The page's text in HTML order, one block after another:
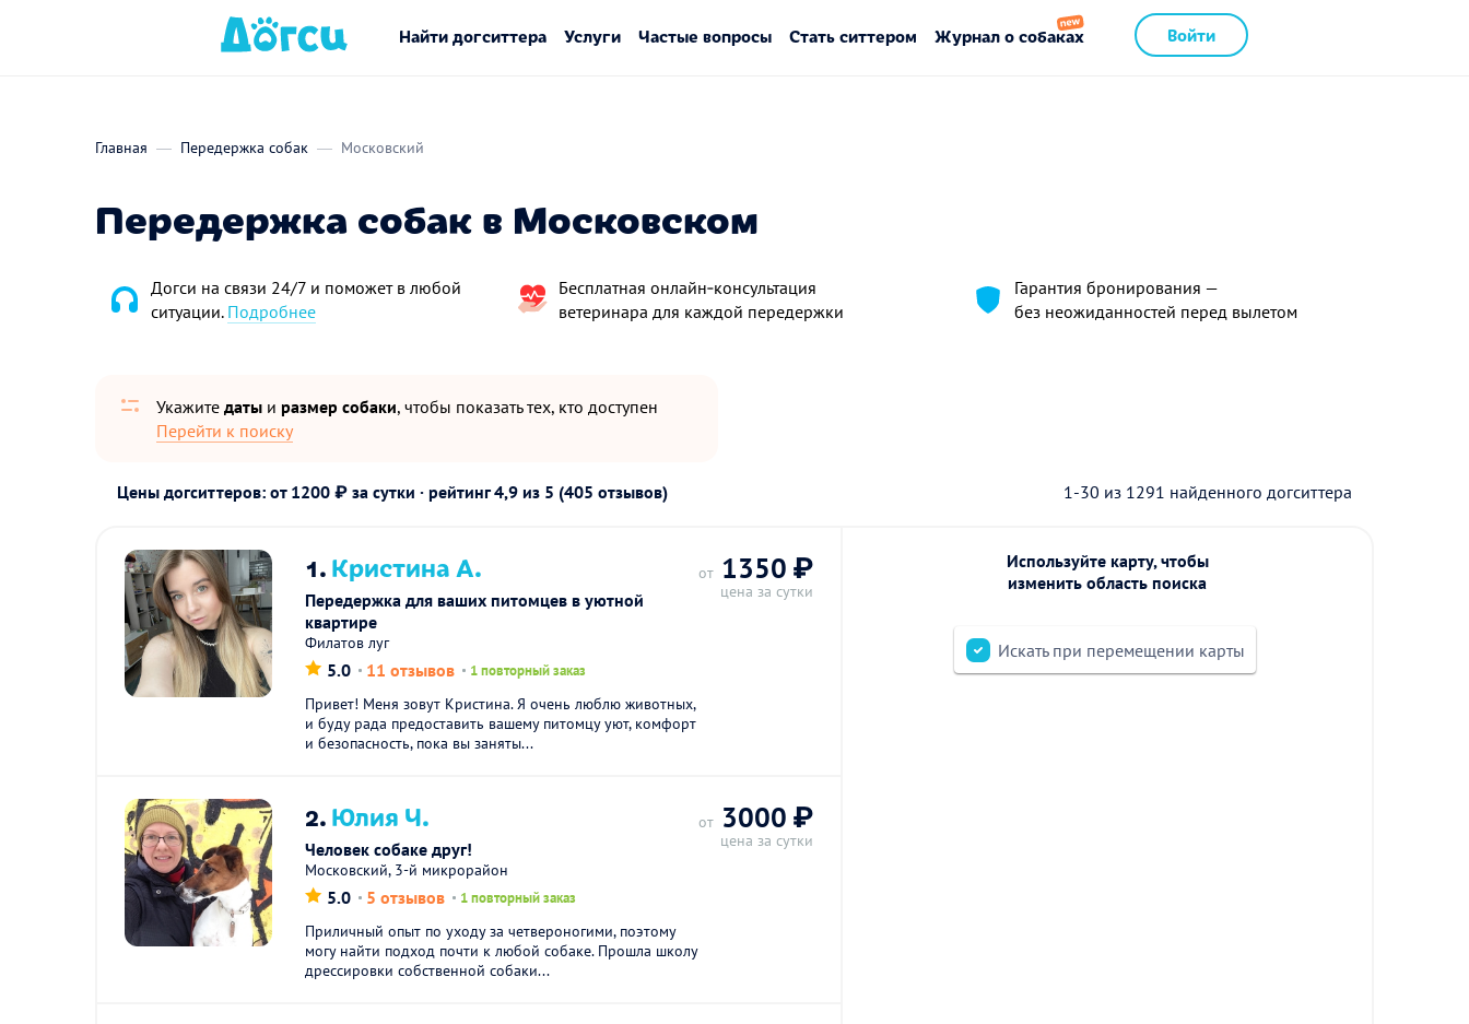
Войти
Найти догситтера Услуги Частые вопросы Стать ситтером Журнал о собаках
Главная Передержка собак Московский
Передержка собак в Московском
Догси на связи 24/7 и поможет в любой
ситуации. Подробнее
Бесплатная онлайн‑консультация
ветеринара для каждой передержки
Гарантия бронирования —
без неожиданностей перед вылетом
Укажите даты и размер собаки, чтобы показать тех, кто доступен
Перейти к поиску
Цены догситтеров: от 1200 ₽ за сутки · рейтинг4,9 из 5 (405 отзывов) 1-30 из 1291 найденного догситтера
1.Кристина А.
Передержка для ваших питомцев в уютной
квартире
Филатов луг
5.0 11 отзывов 1 повторный заказ
Привет! Меня зовут Кристина. Я очень люблю животных,
и буду рада предоставить вашему питомцу уют, комфорт
и безопасность, пока вы заняты...
от 1350 ₽
цена за сутки
2.Юлия Ч.
Человек собаке друг!
Московский, 3-й микрорайон
5.0 5 отзывов 1 повторный заказ
Приличный опыт по уходу за четвероногими, поэтому
могу найти подход почти к любой собаке. Прошла школу
дрессировки собственной собаки...
от 3000 ₽
цена за сутки
Используйте карту, чтобы
изменить область поиска
Искать при перемещении карты